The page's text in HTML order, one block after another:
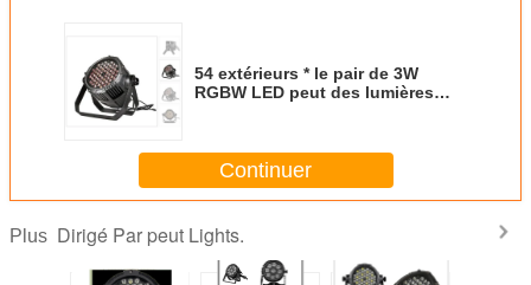
54 extérieurs * le pair de 3W
RGBW LED peut des lumières
Continuer
Plus Dirigé Par peut Lights.